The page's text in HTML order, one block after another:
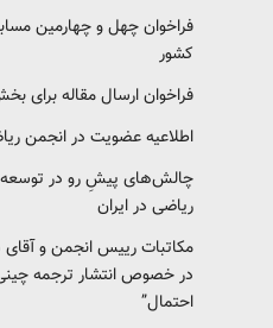
فراخوان چهل و چهارمین
کشور‎‎
فراخوان ارسال مقاله برای
اطلاعیه عضویت در انجمن
چالش‌های پیشِ رو در
ریاضی در ایران
مکاتبات رییس انجمن و آقای
در خصوص انتشار ترجمه
احتمال”